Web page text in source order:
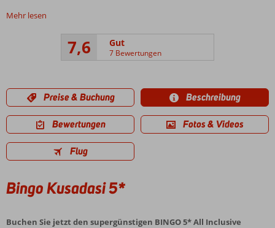
Mehr lesen
7,6 Gut
7 Bewertungen
Preise & Buchung Beschreibung
Bewertungen Fotos & Videos
Flug
Bingo Kusadasi 5*
Buchen Sie jetzt den supergünstigen BINGO 5* All Inclusive